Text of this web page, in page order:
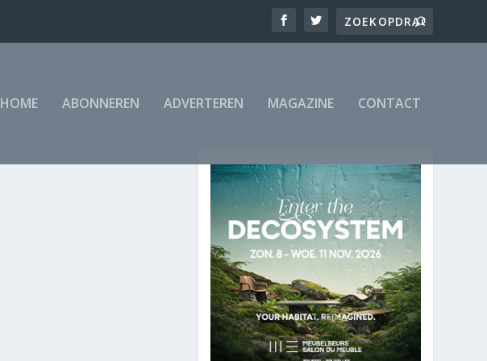
HOME ABONNEREN ADVERTEREN MAGAZINE CONTACT